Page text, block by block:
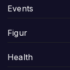
Events
Figur
Health